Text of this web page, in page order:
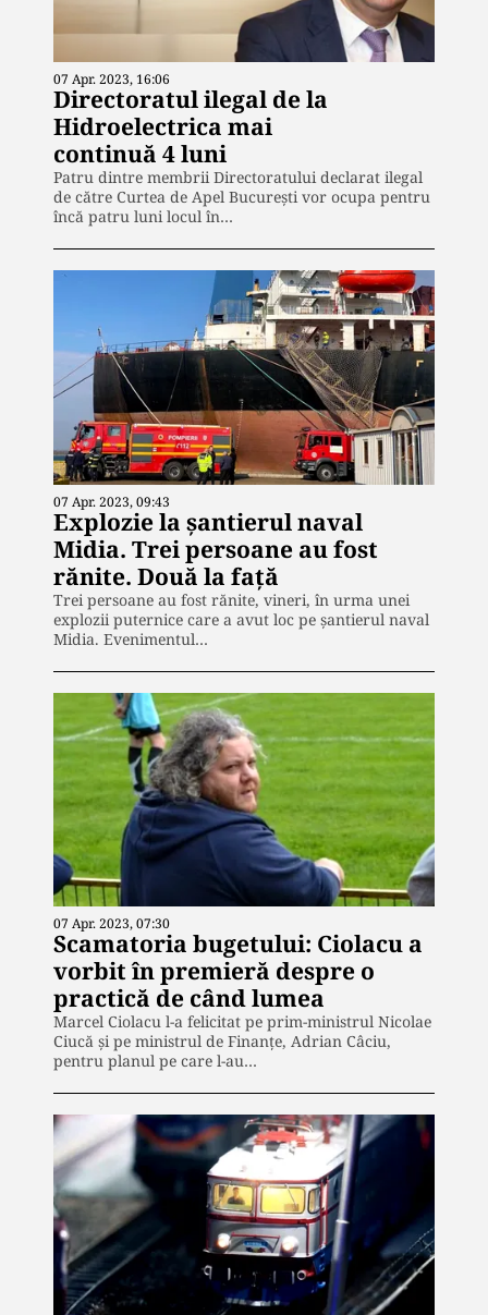
07 Apr. 2023, 16:06
Directoratul ilegal de la
Hidroelectrica mai
continuă 4 luni
Patru dintre membrii Directoratului declarat ilegal
de către Curtea de Apel București vor ocupa pentru
încă patru luni locul în…
07 Apr. 2023, 09:43
Explozie la șantierul naval
Midia. Trei persoane au fost
rănite. Două la față
Trei persoane au fost rănite, vineri, în urma unei
explozii puternice care a avut loc pe șantierul naval
Midia. Evenimentul…
07 Apr. 2023, 07:30
Scamatoria bugetului: Ciolacu a
vorbit în premieră despre o
practică de când lumea
Marcel Ciolacu l-a felicitat pe prim-ministrul Nicolae
Ciucă şi pe ministrul de Finanţe, Adrian Câciu,
pentru planul pe care l-au…